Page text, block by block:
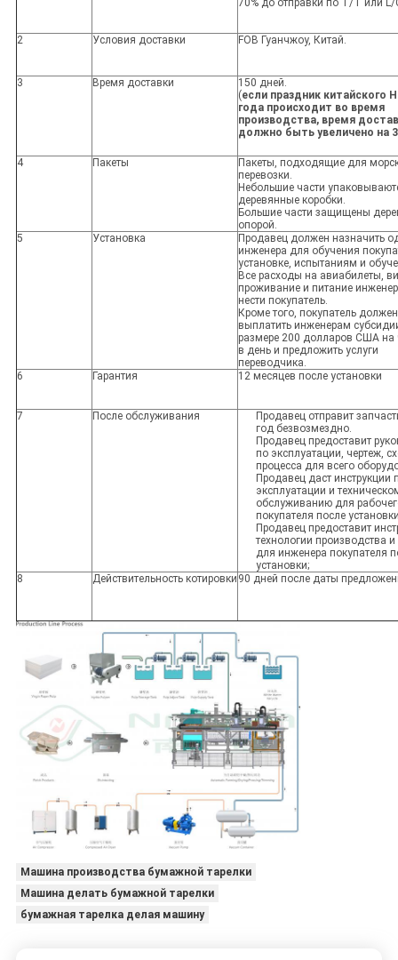
70% до отправки по Т/Т или L/
2 Условия доставки FOB Гуанчжоу, Китай.
3 Время доставки
150 дней.
(если праздник китайского
года происходит во время
производства, время
должно быть увеличено на
4 Пакеты
Пакеты, подходящие для
перевозки.
Небольшие части
деревянные коробки.
Большие части защищены
опорой.
5
Установка
Продавец должен назначить
инженера для обучения
установке, испытаниям и
Все расходы на авиабилеты,
проживание и питание
нести покупатель.
Кроме того, покупатель должен
выплатить инженерам
размере 200 долларов США на
в день и предложить услуги
переводчика.
6
Гарантия 12 месяцев после установки
7 После обслуживания
Продавец отправит
год безвозмездно.
Продавец предоставит
по эксплуатации, чертеж,
процесса для всего
Продавец даст инструкции
эксплуатации и
обслуживанию для
покупателя после
Продавец предоставит
технологии производства и
для инженера покупателя
установки;
8
Действительность котировки 90 дней после даты
Машина производства бумажной тарелки
Машина делать бумажной тарелки
бумажная тарелка делая машину